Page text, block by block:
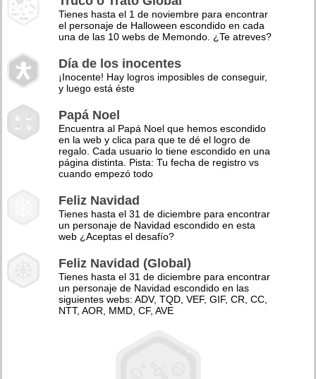
Tienes hasta el 1 de noviembre para encontrar
el personaje de Halloween escondido en cada
una de las 10 webs de Memondo. ¿Te atreves?
Día de los inocentes
¡Inocente! Hay logros imposibles de conseguir,
y luego está éste
Papá Noel
Encuentra al Papá Noel que hemos escondido
en la web y clica para que te dé el logro de
regalo. Cada usuario lo tiene escondido en una
página distinta. Pista: Tu fecha de registro vs
cuando empezó todo
Feliz Navidad
Tienes hasta el 31 de diciembre para encontrar
un personaje de Navidad escondido en esta
web ¿Aceptas el desafío?
Feliz Navidad (Global)
Tienes hasta el 31 de diciembre para encontrar
un personaje de Navidad escondido en las
siguientes webs: ADV, TQD, VEF, GIF, CR, CC,
NTT, AOR, MMD, CF, AVE